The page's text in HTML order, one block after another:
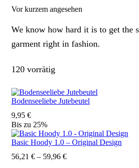
Vor kurzem angesehen
We know how hard it is to get the
garment right in fashion.
120 vorrätig
Bodenseeliebe Jutebeutel
9,95 €
Bis zu 25%
Basic Hoody 1.0 – Original Design
56,21 € – 59,96 €